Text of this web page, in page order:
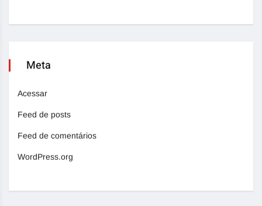
Meta
Acessar
Feed de posts
Feed de comentários
WordPress.org